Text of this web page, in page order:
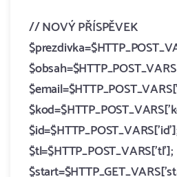
//NOVÝ PŘÍSPĚVEK
$tl=$HTTP_POST_VARS['tl'];